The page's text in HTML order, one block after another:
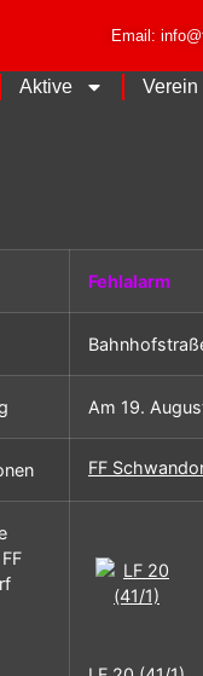
Email:
Aktive Verein
Fehlalarm
Am 19.
FF